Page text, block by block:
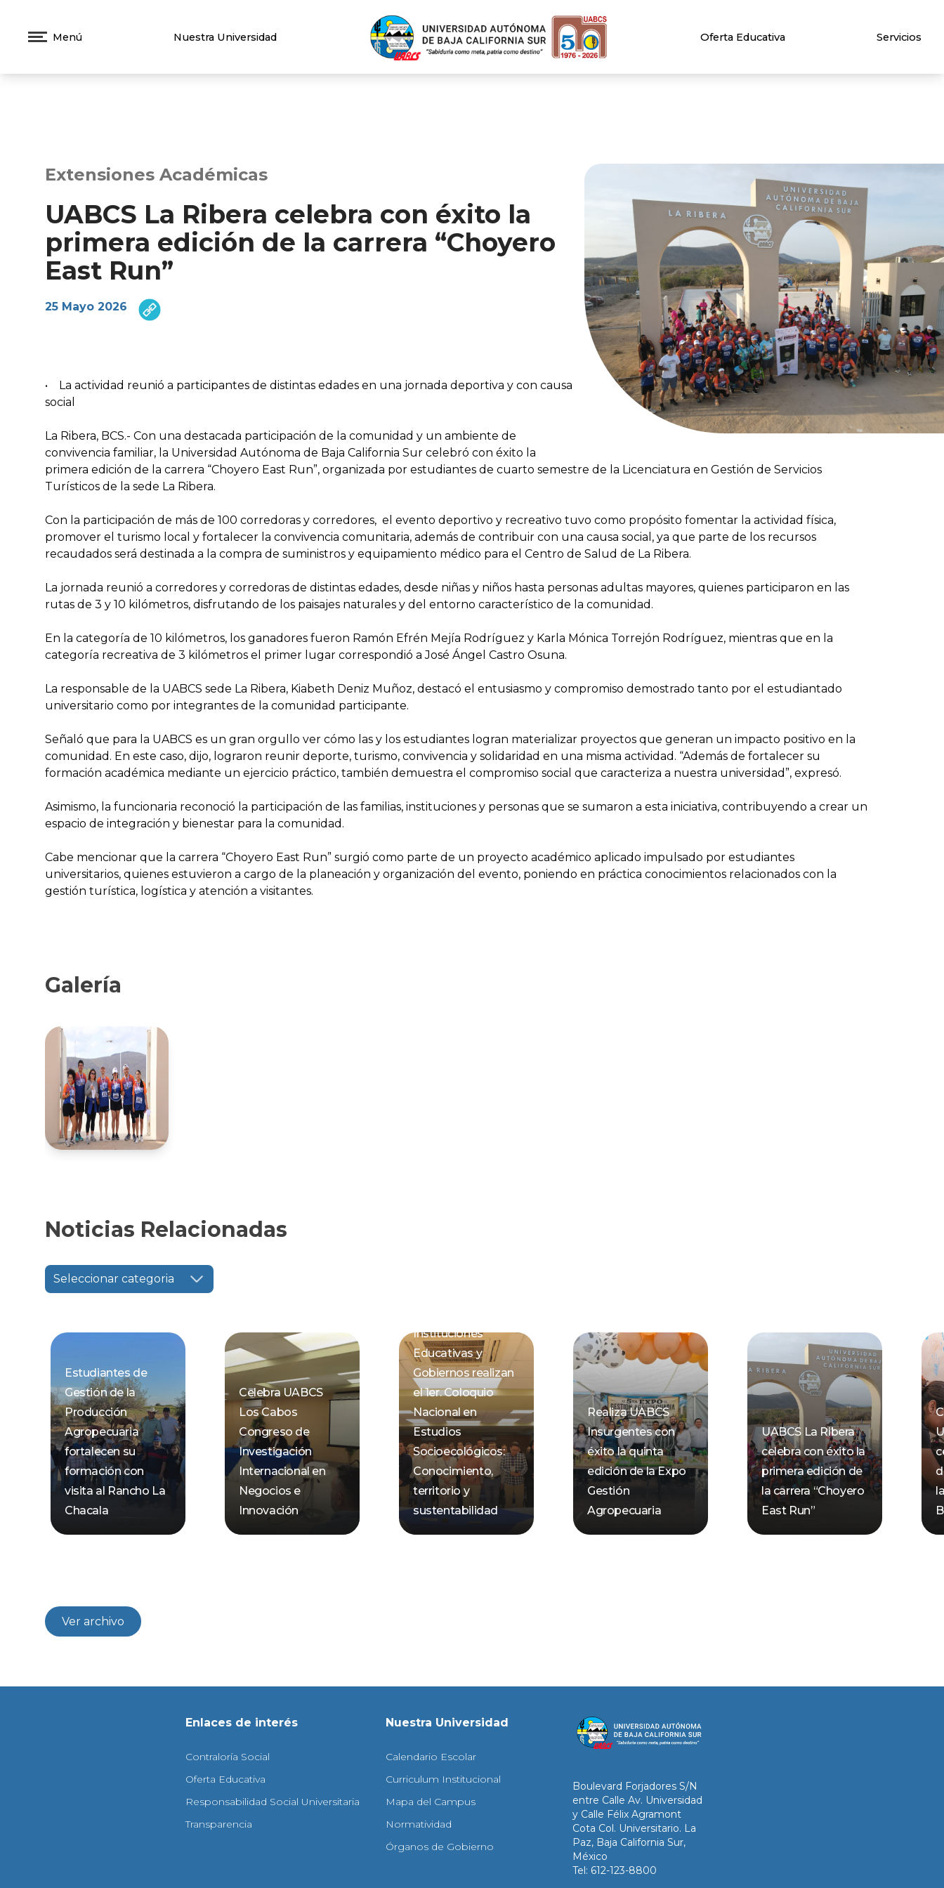
Menú Nuestra Universidad Oferta Educativa Servicios
Extensiones Académicas
UABCS La Ribera celebra con éxito la
primera edición de la carrera “Choyero
East Run”
25 Mayo 2026
• La actividad reunió a participantes de distintas edades en una jornada deportiva y con causa
social
La Ribera, BCS.- Con una destacada participación de la comunidad y un ambiente de
convivencia familiar, la Universidad Autónoma de Baja California Sur celebró con éxito la
primera edición de la carrera “Choyero East Run”, organizada por estudiantes de cuarto semestre de la Licenciatura en Gestión de Servicios
Turísticos de la sede La Ribera.
Con la participación de más de 100 corredoras y corredores, el evento deportivo y recreativo tuvo como propósito fomentar la actividad física,
promover el turismo local y fortalecer la convivencia comunitaria, además de contribuir con una causa social, ya que parte de los recursos
recaudados será destinada a la compra de suministros y equipamiento médico para el Centro de Salud de La Ribera.
La jornada reunió a corredores y corredoras de distintas edades, desde niñas y niños hasta personas adultas mayores, quienes participaron en las
rutas de 3 y 10 kilómetros, disfrutando de los paisajes naturales y del entorno característico de la comunidad.
En la categoría de 10 kilómetros, los ganadores fueron Ramón Efrén Mejía Rodríguez y Karla Mónica Torrejón Rodríguez, mientras que en la
categoría recreativa de 3 kilómetros el primer lugar correspondió a José Ángel Castro Osuna.
La responsable de la UABCS sede La Ribera, Kiabeth Deniz Muñoz, destacó el entusiasmo y compromiso demostrado tanto por el estudiantado
universitario como por integrantes de la comunidad participante.
Señaló que para la UABCS es un gran orgullo ver cómo las y los estudiantes logran materializar proyectos que generan un impacto positivo en la
comunidad. En este caso, dijo, lograron reunir deporte, turismo, convivencia y solidaridad en una misma actividad. “Además de fortalecer su
formación académica mediante un ejercicio práctico, también demuestra el compromiso social que caracteriza a nuestra universidad”, expresó.
Asimismo, la funcionaria reconoció la participación de las familias, instituciones y personas que se sumaron a esta iniciativa, contribuyendo a crear un
espacio de integración y bienestar para la comunidad.
Cabe mencionar que la carrera “Choyero East Run” surgió como parte de un proyecto académico aplicado impulsado por estudiantes
universitarios, quienes estuvieron a cargo de la planeación y organización del evento, poniendo en práctica conocimientos relacionados con la
gestión turística, logística y atención a visitantes.
Galería
Noticias Relacionadas
Seleccionar categoria
Estudiantes de
Gestión de la
Producción
Agropecuaria
fortalecen su
formación con
visita al Rancho La
Chacala
Celebra UABCS
Los Cabos
Congreso de
Investigación
Internacional en
Negocios e
Innovación
Instituciones
Educativas y
Gobiernos realizan
el 1er. Coloquio
Nacional en
Estudios
Socioecológicos:
Conocimiento,
territorio y
sustentabilidad
Realiza UABCS
Insurgentes con
éxito la quinta
edición de la Expo
Gestión
Agropecuaria
UABCS La Ribera
celebra con éxito la
primera edición de
la carrera “Choyero
East Run”
Ver archivo
Enlaces de interés
Contraloría Social
Oferta Educativa
Responsabilidad Social Universitaria
Transparencia
Nuestra Universidad
Calendario Escolar
Curriculum Institucional
Mapa del Campus
Normatividad
Órganos de Gobierno
Boulevard Forjadores S/N
entre Calle Av. Universidad
y Calle Félix Agramont
Cota Col. Universitario. La
Paz, Baja California Sur,
México
Tel: 612-123-8800